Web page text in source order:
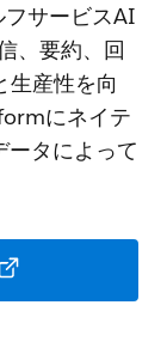
サービスAI
、要約、回
生産性を向
にネイテ
ータによって